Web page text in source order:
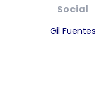
Social
Gil Fuentes